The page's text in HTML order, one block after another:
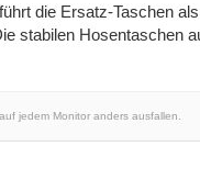
die Ersatz-Taschen
stabilen Hosentaschen
jedem Monitor anders ausfallen.